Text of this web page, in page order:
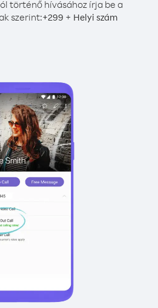
történő hívásához írja be a
szerint:+299 + Helyi szám